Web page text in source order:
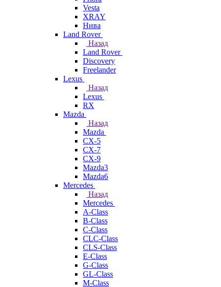
Vesta
XRAY
Нива
Land Rover
Назад
Land Rover
Discovery
Freelander
Lexus
Назад
Lexus
RX
Mazda
Назад
Mazda
CX-5
CX-7
CX-9
Mazda3
Mazda6
Mercedes
Назад
Mercedes
A-Class
B-Class
C-Class
CLC-Class
CLS-Class
E-Class
G-Class
GL-Class
M-Class